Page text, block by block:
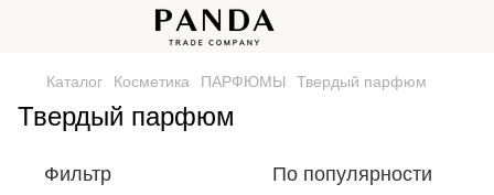
Каталог Косметика ПАРФЮМЫ Твердый парфюм
Твердый парфюм
Фильтр По популярности